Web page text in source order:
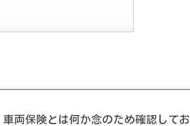
両保険とは何か念のため確認してお